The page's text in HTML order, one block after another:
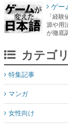
ゲー
「経
源や用
が徹底
カテゴリ
特集記事
マンガ
女性向け